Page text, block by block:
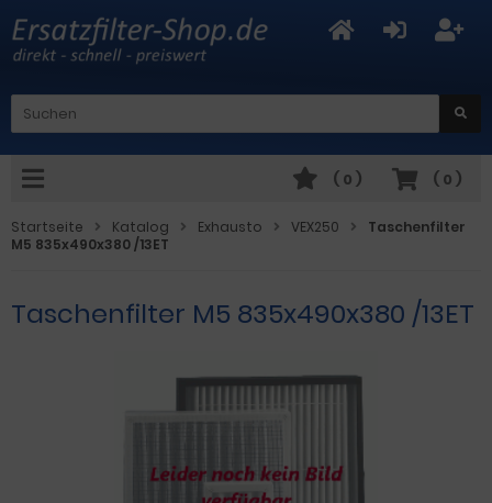
( 0 )
( 0 )
Startseite Katalog Exhausto VEX250
Taschenfilter
M5 835x490x380 /13ET
Taschenfilter M5 835x490x380 /13ET